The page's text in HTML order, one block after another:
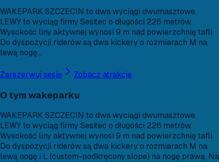
WAKEPARK SZCZECIN to dwa wyciągi dwumasztowe.
LEWY to wyciąg firmy Sesitec o długości 226 metrów.
Wysokość liny aktywnej wynosi 9 m nad powierzchnię tafli.
Do dyspozycji riderów są dwa kickery o rozmiarach M na
lewą nogę…
Zarezerwuj sesję Zobacz atrakcje
O tym wakeparku
WAKEPARK SZCZECIN to dwa wyciągi dwumasztowe.
LEWY to wyciąg firmy Sesitec o długości 226 metrów.
Wysokość liny aktywnej wynosi 9 m nad powierzchnię tafli.
Do dyspozycji riderów są dwa kickery o rozmiarach M na
lewą nogę i L (custom-podkręcony slope) na nogę prawą. Na